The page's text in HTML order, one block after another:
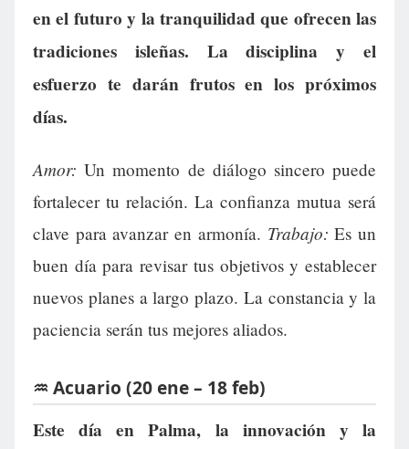
en el futuro y la tranquilidad que ofrecen las
tradiciones isleñas. La disciplina y el
esfuerzo te darán frutos en los próximos
días.
Amor: Un momento de diálogo sincero puede
fortalecer tu relación. La confianza mutua será
clave para avanzar en armonía. Trabajo: Es un
buen día para revisar tus objetivos y establecer
nuevos planes a largo plazo. La constancia y la
paciencia serán tus mejores aliados.
♒ Acuario (20 ene – 18 feb)
Este día en Palma, la innovación y la